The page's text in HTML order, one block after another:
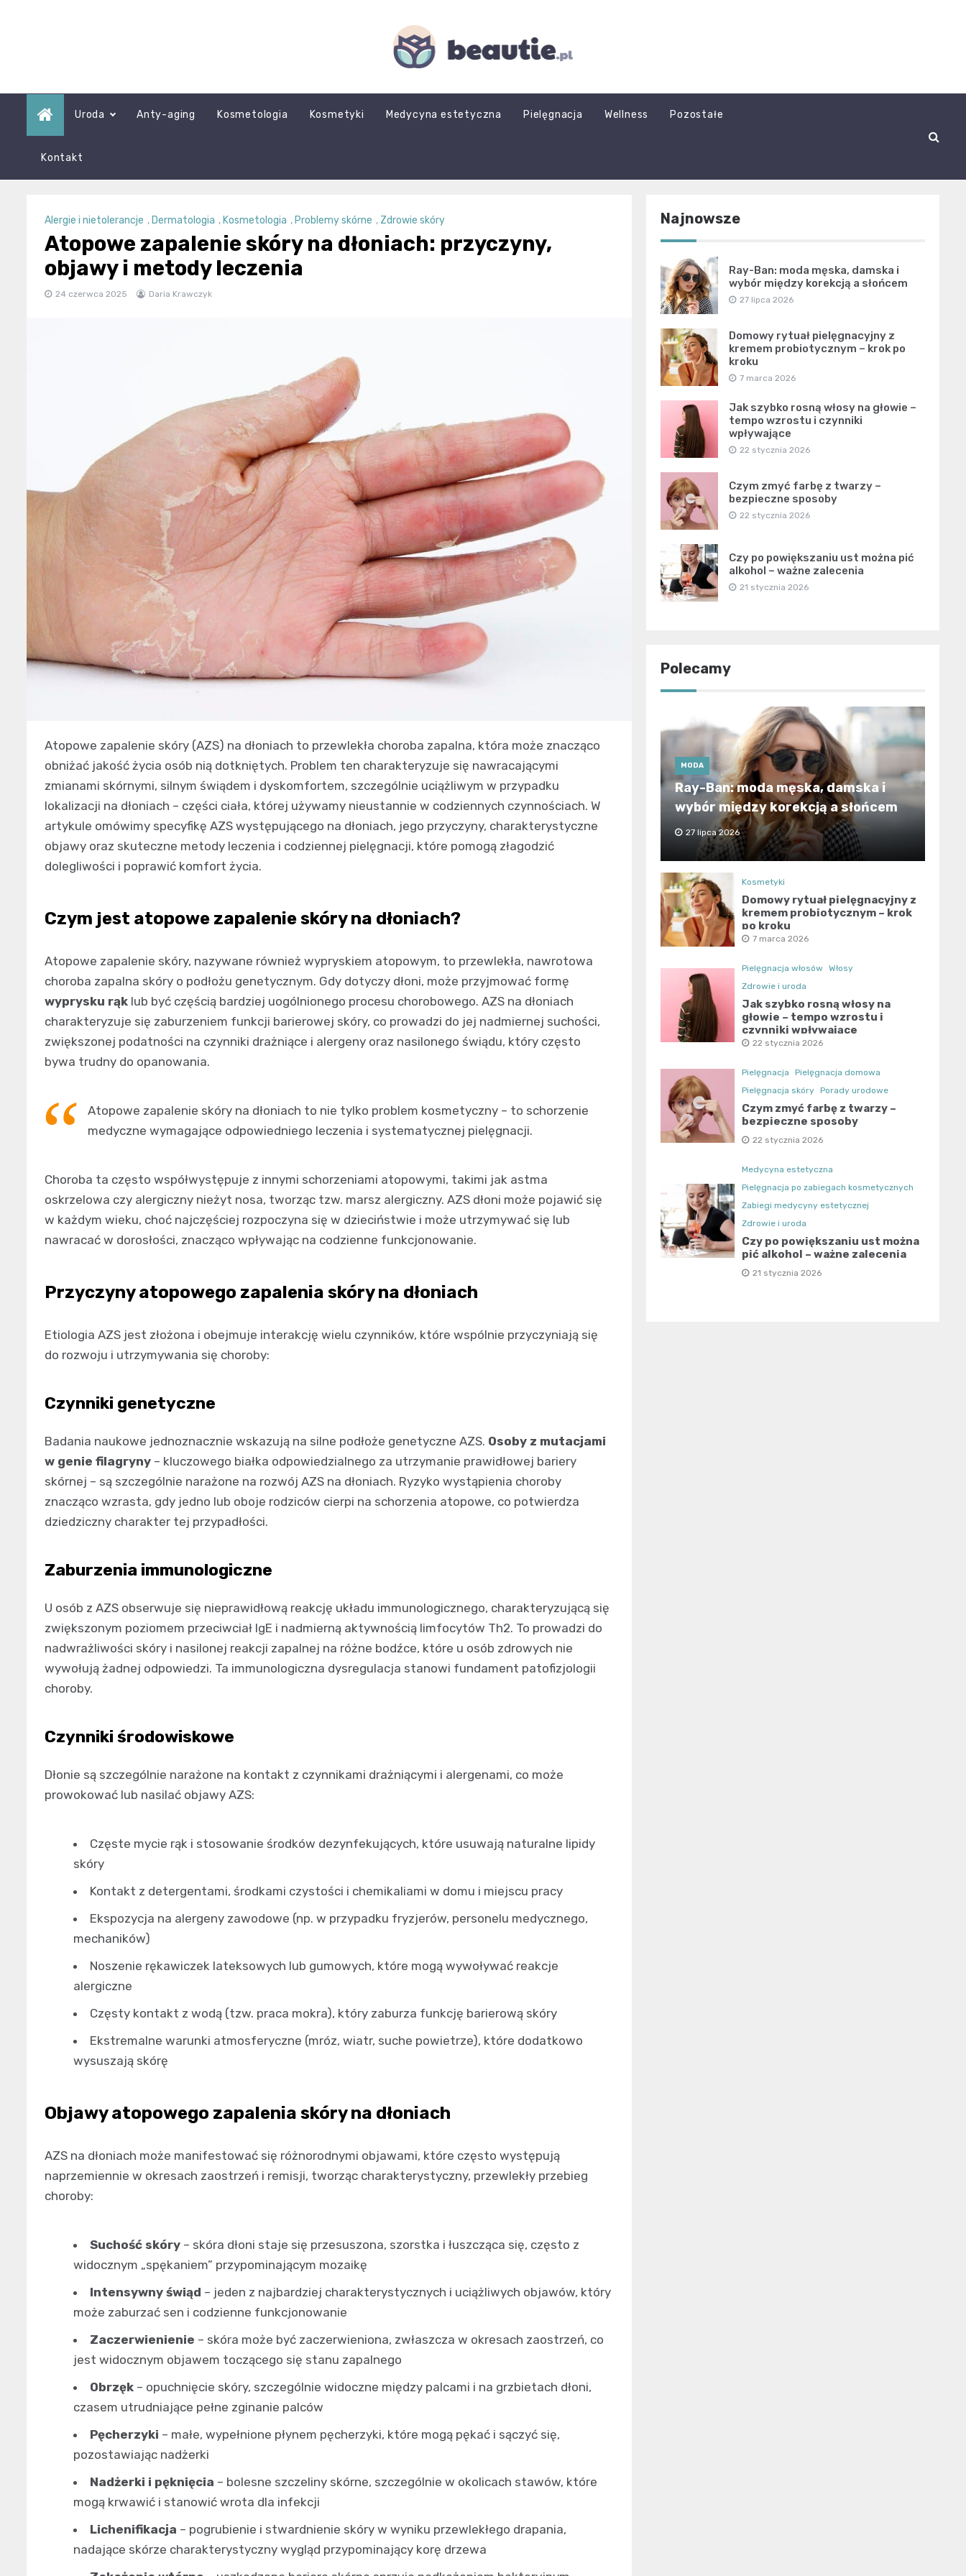
beautie.pl
Uroda Anty-aging Kosmetologia Kosmetyki Medycyna estetyczna Pielęgnacja Wellness Pozostałe
Kontakt
Alergie i nietolerancje , Dermatologia , Kosmetologia , Problemy skórne , Zdrowie skóry
Atopowe zapalenie skóry na dłoniach: przyczyny,
objawy i metody leczenia
24 czerwca 2025 Daria Krawczyk
Atopowe zapalenie skóry (AZS) na dłoniach to przewlekła choroba zapalna, która może znacząco
obniżać jakość życia osób nią dotkniętych. Problem ten charakteryzuje się nawracającymi
zmianami skórnymi, silnym świądem i dyskomfortem, szczególnie uciążliwym w przypadku
lokalizacji na dłoniach – części ciała, której używamy nieustannie w codziennych czynnościach. W
artykule omówimy specyfikę AZS występującego na dłoniach, jego przyczyny, charakterystyczne
objawy oraz skuteczne metody leczenia i codziennej pielęgnacji, które pomogą złagodzić
dolegliwości i poprawić komfort życia.
Czym jest atopowe zapalenie skóry na dłoniach?
Atopowe zapalenie skóry, nazywane również wypryskiem atopowym, to przewlekła, nawrotowa
choroba zapalna skóry o podłożu genetycznym. Gdy dotyczy dłoni, może przyjmować formę
wyprysku rąk lub być częścią bardziej uogólnionego procesu chorobowego. AZS na dłoniach
charakteryzuje się zaburzeniem funkcji barierowej skóry, co prowadzi do jej nadmiernej suchości,
zwiększonej podatności na czynniki drażniące i alergeny oraz nasilonego świądu, który często
bywa trudny do opanowania.
Atopowe zapalenie skóry na dłoniach to nie tylko problem kosmetyczny – to schorzenie
medyczne wymagające odpowiedniego leczenia i systematycznej pielęgnacji.
Choroba ta często współwystępuje z innymi schorzeniami atopowymi, takimi jak astma
oskrzelowa czy alergiczny nieżyt nosa, tworząc tzw. marsz alergiczny. AZS dłoni może pojawić się
w każdym wieku, choć najczęściej rozpoczyna się w dzieciństwie i może utrzymywać się lub
nawracać w dorosłości, znacząco wpływając na codzienne funkcjonowanie.
Przyczyny atopowego zapalenia skóry na dłoniach
Etiologia AZS jest złożona i obejmuje interakcję wielu czynników, które wspólnie przyczyniają się
do rozwoju i utrzymywania się choroby:
Czynniki genetyczne
Badania naukowe jednoznacznie wskazują na silne podłoże genetyczne AZS. Osoby z mutacjami
w genie filagryny – kluczowego białka odpowiedzialnego za utrzymanie prawidłowej bariery
skórnej – są szczególnie narażone na rozwój AZS na dłoniach. Ryzyko wystąpienia choroby
znacząco wzrasta, gdy jedno lub oboje rodziców cierpi na schorzenia atopowe, co potwierdza
dziedziczny charakter tej przypadłości.
Zaburzenia immunologiczne
U osób z AZS obserwuje się nieprawidłową reakcję układu immunologicznego, charakteryzującą się
zwiększonym poziomem przeciwciał IgE i nadmierną aktywnością limfocytów Th2. To prowadzi do
nadwrażliwości skóry i nasilonej reakcji zapalnej na różne bodźce, które u osób zdrowych nie
wywołują żadnej odpowiedzi. Ta immunologiczna dysregulacja stanowi fundament patofizjologii
choroby.
Czynniki środowiskowe
Dłonie są szczególnie narażone na kontakt z czynnikami drażniącymi i alergenami, co może
prowokować lub nasilać objawy AZS:
Częste mycie rąk i stosowanie środków dezynfekujących, które usuwają naturalne lipidy
skóry
Kontakt z detergentami, środkami czystości i chemikaliami w domu i miejscu pracy
Ekspozycja na alergeny zawodowe (np. w przypadku fryzjerów, personelu medycznego,
mechaników)
Noszenie rękawiczek lateksowych lub gumowych, które mogą wywoływać reakcje
alergiczne
Częsty kontakt z wodą (tzw. praca mokra), który zaburza funkcję barierową skóry
Ekstremalne warunki atmosferyczne (mróz, wiatr, suche powietrze), które dodatkowo
wysuszają skórę
Objawy atopowego zapalenia skóry na dłoniach
AZS na dłoniach może manifestować się różnorodnymi objawami, które często występują
naprzemiennie w okresach zaostrzeń i remisji, tworząc charakterystyczny, przewlekły przebieg
choroby:
Suchość skóry – skóra dłoni staje się przesuszona, szorstka i łuszcząca się, często z
widocznym „spękaniem” przypominającym mozaikę
Intensywny świąd – jeden z najbardziej charakterystycznych i uciążliwych objawów, który
może zaburzać sen i codzienne funkcjonowanie
Zaczerwienienie – skóra może być zaczerwieniona, zwłaszcza w okresach zaostrzeń, co
jest widocznym objawem toczącego się stanu zapalnego
Obrzęk – opuchnięcie skóry, szczególnie widoczne między palcami i na grzbietach dłoni,
czasem utrudniające pełne zginanie palców
Pęcherzyki – małe, wypełnione płynem pęcherzyki, które mogą pękać i sączyć się,
pozostawiając nadżerki
Nadżerki i pęknięcia – bolesne szczeliny skórne, szczególnie w okolicach stawów, które
mogą krwawić i stanowić wrota dla infekcji
Lichenifikacja – pogrubienie i stwardnienie skóry w wyniku przewlekłego drapania,
nadające skórze charakterystyczny wygląd przypominający korę drzewa
Najnowsze
Ray-Ban: moda męska, damska i
wybór między korekcją a słońcem
27 lipca 2026
Domowy rytuał pielęgnacyjny z
kremem probiotycznym – krok po
kroku
7 marca 2026
Jak szybko rosną włosy na głowie –
tempo wzrostu i czynniki
wpływające
22 stycznia 2026
Czym zmyć farbę z twarzy –
bezpieczne sposoby
22 stycznia 2026
Czy po powiększaniu ust można pić
alkohol – ważne zalecenia
21 stycznia 2026
Polecamy
MODA
Ray-Ban: moda męska, damska i
wybór między korekcją a słońcem
27 lipca 2026
Kosmetyki
Domowy rytuał pielęgnacyjny z
kremem probiotycznym – krok
po kroku
7 marca 2026
Pielęgnacja włosów
Włosy
Zdrowie i uroda
Jak szybko rosną włosy na
głowie – tempo wzrostu i
czynniki wpływające
22 stycznia 2026
Pielęgnacja
Pielęgnacja domowa
Pielęgnacja skóry Porady urodowe
Czym zmyć farbę z twarzy –
bezpieczne sposoby
22 stycznia 2026
Medycyna estetyczna
Pielęgnacja po zabiegach kosmetycznych
Zabiegi medycyny estetycznej
Zdrowie i urodа
Czy po powiększaniu ust można
pić alkohol – ważne zalecenia
21 stycznia 2026